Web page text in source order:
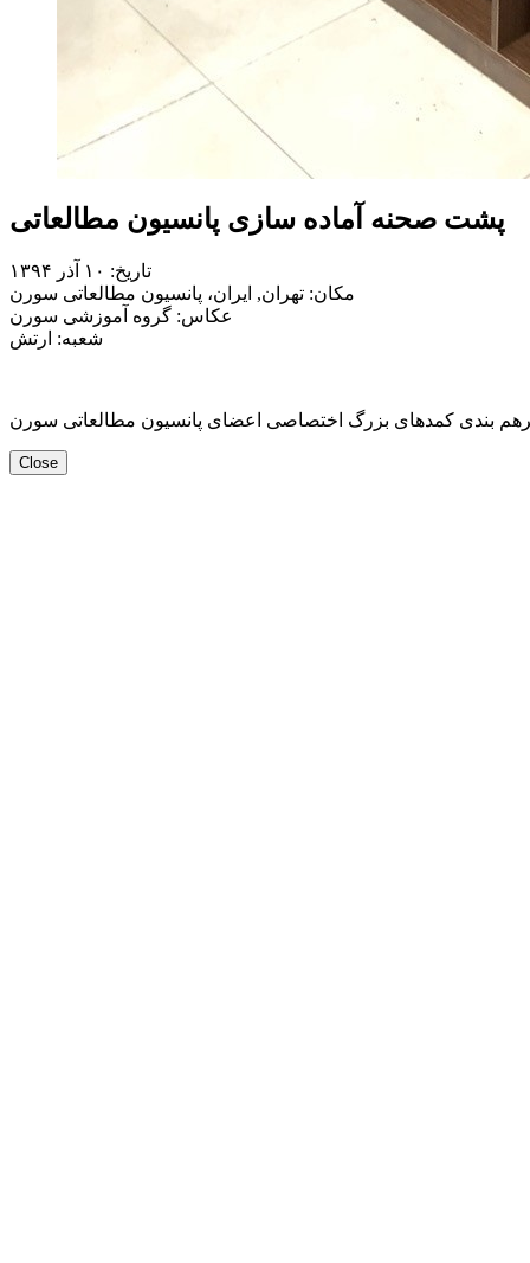
پشت صحنه آماده سازی پانسیون مطالعاتی
تاریخ: ۱۰ آذر
مکان: تهران, ایران، پانسیون مطالعاتی سورن
عکاس: گروه آموزشی سورن
شعبه: ارتش
بندی کمدهای بزرگ اختصاصی اعضای پانسیون مطالعاتی سورن
Close